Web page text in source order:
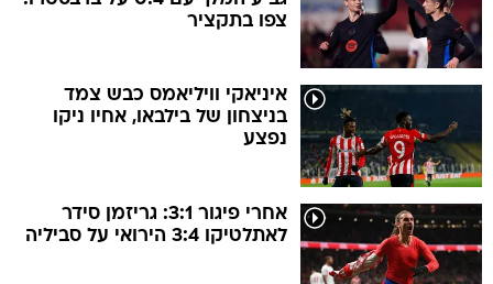
צפו בתקציר
איניאקי וויליאמס כבש צמד
בניצחון של בילבאו, אחיו ניקו
נפצע
אחרי פיגור 3:1: גריזמן סידר
לאתלטיקו 3:4 הירואי על סביליה